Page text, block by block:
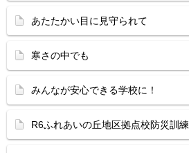
あたたかい目に見守られて
寒さの中でも
みんなが安心できる学校に！
R6ふれあいの丘地区拠点校防災訓練